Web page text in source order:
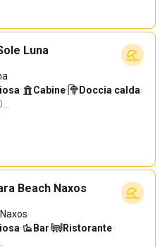
Luna
· Cabine· Doccia calda·
Beach Naxos
· Bar· Ristorante·